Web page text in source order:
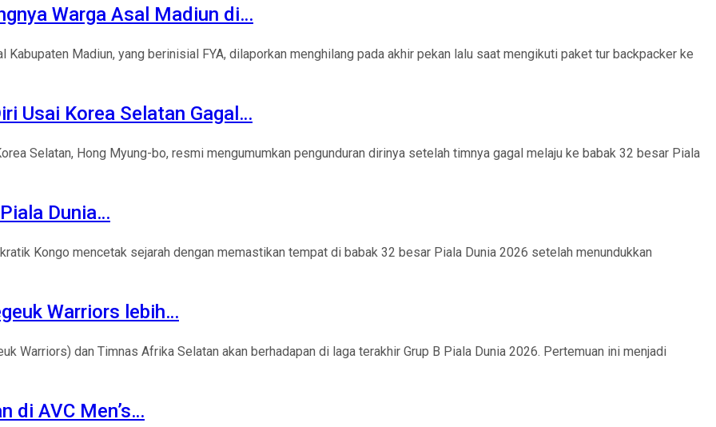
Warga Asal Madiun di…
Madiun, yang berinisial FYA, dilaporkan menghilang pada akhir pekan lalu saat mengikuti paket tur backpacker ke
Usai Korea Selatan Gagal…
Selatan, Hong Myung-bo, resmi mengumumkan pengunduran dirinya setelah timnya gagal melaju ke babak 32 besar Piala
Dunia…
Kongo mencetak sejarah dengan memastikan tempat di babak 32 besar Piala Dunia 2026 setelah menundukkan
Warriors lebih…
Warriors) dan Timnas Afrika Selatan akan berhadapan di laga terakhir Grup B Piala Dunia 2026. Pertemuan ini menjadi
di AVC Men’s…